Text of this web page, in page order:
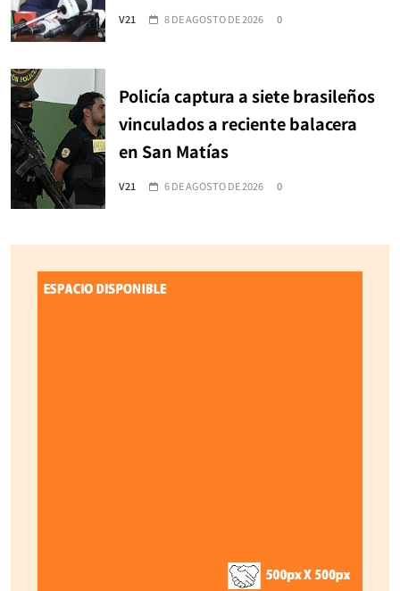
V21 8 DE AGOSTO DE 2026 0
Policía captura a siete brasileños
vinculados a reciente balacera
en San Matías
V21 6 DE AGOSTO DE 2026 0